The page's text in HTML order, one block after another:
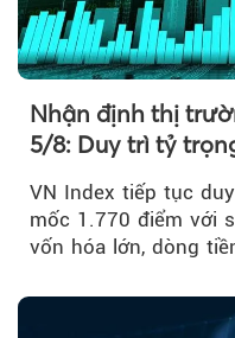
Nhận định thị
5/8: Duy trì tỷ
VN Index tiếp tục
mốc 1.770 điểm với
vốn hóa lớn, dòng